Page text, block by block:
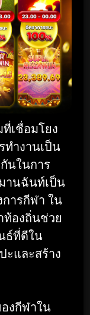
เชื่อมโยง
ทำงานเป็น
นในการ
านฉันท์เป็น
ารกีฬา ใน
ท้องถิ่นช่วย
ธ์ที่ดีใน
และสร้าง
งกีฬาใน